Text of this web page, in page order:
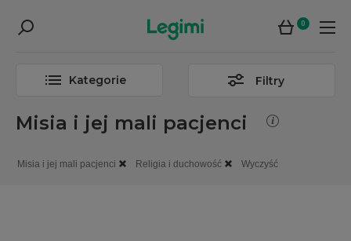
0
Kategorie Filtry
Misia i jej mali pacjenci
Misia i jej mali pacjenci Religia i duchowość Wyczyść